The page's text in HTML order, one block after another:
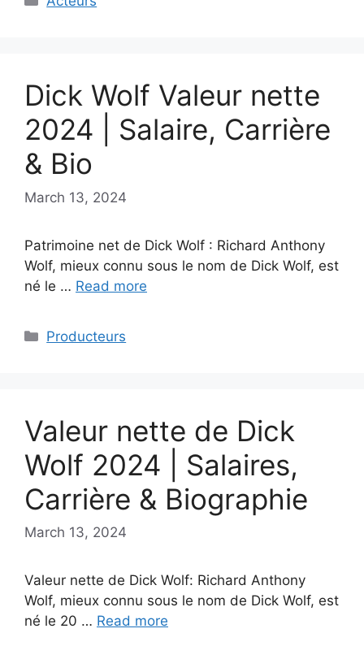
Dick Wolf Valeur nette
2024 | Salaire, Carrière
& Bio
March 13, 2024
Patrimoine net de Dick Wolf : Richard Anthony
Wolf, mieux connu sous le nom de Dick Wolf, est
né le … Read more
Categories
Producteurs
Valeur nette de Dick
Wolf 2024 | Salaires,
Carrière & Biographie
March 13, 2024
Valeur nette de Dick Wolf: Richard Anthony
Wolf, mieux connu sous le nom de Dick Wolf, est
né le 20 … Read more